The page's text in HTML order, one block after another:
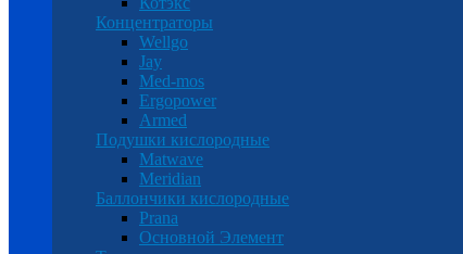
Концентраторы
Wellgo
Jay
Med-mos
Ergopower
Armed
Подушки кислородные
Matwave
Meridian
Баллончики кислородные
Prana
Основной Элемент